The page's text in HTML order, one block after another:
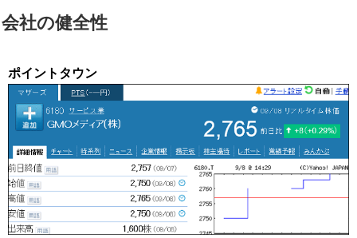
会社の健全性
ポイントタウン